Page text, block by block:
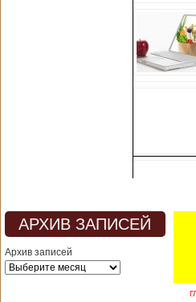
чтобы власти
полностью
закрыли границу с
материковым
Китаем, что
АРХИВ ЗАПИСЕЙ
Архив записей